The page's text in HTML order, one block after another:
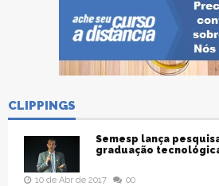
CLIPPINGS
Semesp lança
graduação
10 de Abr de 2017 00